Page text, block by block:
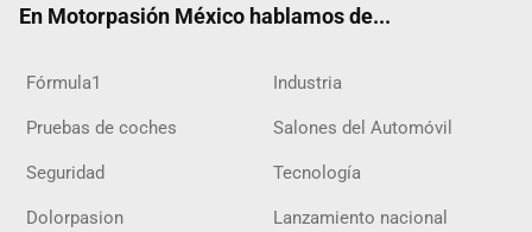
En Motorpasión México hablamos de...
Fórmula1 Industria
Pruebas de coches Salones del Automóvil
Seguridad Tecnología
Dolorpasion Lanzamiento nacional